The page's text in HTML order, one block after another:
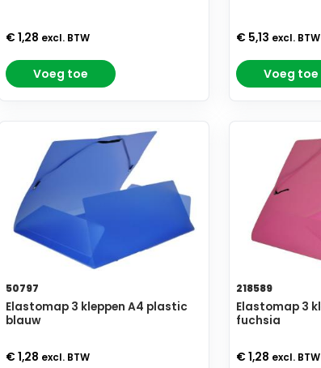
€ 1,28 excl. BTW
Voeg toe
€ 5,13 excl. BTW
Voeg toe
50797
Elastomap 3 kleppen A4 plastic
blauw
€ 1,28 excl. BTW
218589
Elastomap 3
fuchsia
€ 1,28 excl. BTW